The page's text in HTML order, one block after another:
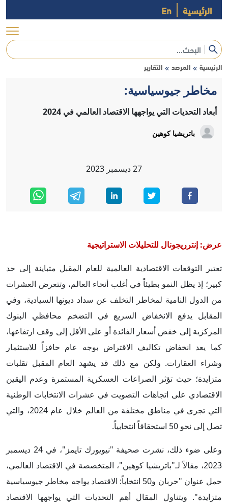
الرئيسية En
الرئيسية » المرصد » التقارير
مخاطر جيوسياسية:
أبعاد التحديات التي يواجهها الاقتصاد العالمي في 2024
باتريشيا كوهين
27ديسمبر 2023
عرض: إنترريجونال للتحليلات الاستراتيجية
تعتبر التوقعات الاقتصادية العالمية للعام المقبل متباينة إلى حد
كبير؛ إذ يظل النمو بطيئاً في أغلب أنحاء العالم، وتتعرض العشرات
من الدول النامية لمخاطر التخلف عن سداد ديونها السيادية، وفي
المقابل يدفع الانخفاض السريع في التضخم محافظي البنوك
المركزية إلى خفض أسعار الفائدة أو على الأقل إلى وقف ارتفاعها،
كما يعد انخفاض تكاليف الاقتراض بوجه عام حافزاً للاستثمار
وشراء العقارات. ولكن مع ذلك قد يشهد العام المقبل تقلبات
متزايدة؛ حيث تؤثر الصراعات العسكرية المستمرة وعدم اليقين
الاقتصادي على اتجاهات التصويت في عشرات الانتخابات الوطنية
التي تجرى في مناطق مختلفة من العالم خلال عام 2024، والتي
تصل إلى نحو 50 استحقاقاً انتخابياً.
وعلى ضوء ذلك، نشرت صحيفة "نيويورك تايمز"، في 24 ديسمبر
2023، مقالاً لـ"باتريشيا كوهين"، المتخصصة في الاقتصاد العالمي،
حمل عنوان "حربان و50 انتخاباً: الاقتصاد يواجه مخاطر جيوسياسية
متزايدة". ويتناول المقال أهم التحديات التي يواجهها الاقتصاد